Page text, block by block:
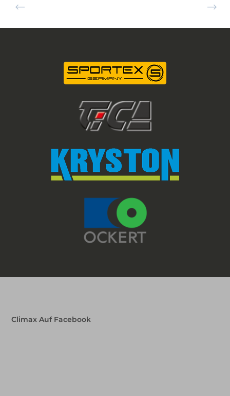
Climax Auf Facebook